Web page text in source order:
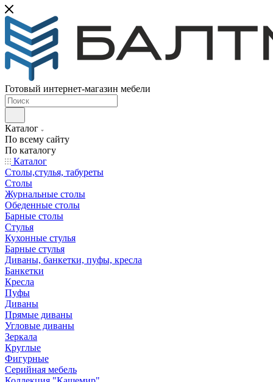
Готовый интернет-магазин мебели
Каталог
По всему сайту
По каталогу
Каталог
Столы,стулья, табуреты
Столы
Журнальные столы
Обеденные столы
Барные столы
Стулья
Кухонные стулья
Барные стулья
Диваны, банкетки, пуфы, кресла
Банкетки
Кресла
Пуфы
Диваны
Прямые диваны
Угловые диваны
Зеркала
Круглые
Фигурные
Серийная мебель